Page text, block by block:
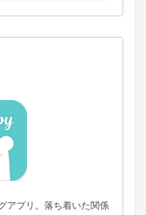
アプリ。落ち着いた関係